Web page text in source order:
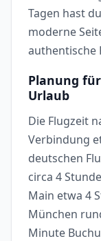
Tagen hast
moderne
authentische
Planung
Urlaub
Die Flugzeit
Verbindung
deutschen
circa 4
Main etwa 4
München
Minute